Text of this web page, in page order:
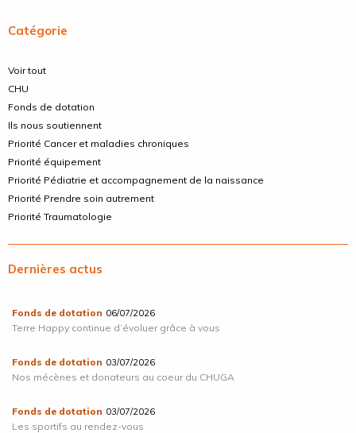
Catégorie
Voir tout
CHU
Fonds de dotation
Ils nous soutiennent
Priorité Cancer et maladies chroniques
Priorité équipement
Priorité Pédiatrie et accompagnement de la naissance
Priorité Prendre soin autrement
Priorité Traumatologie
Dernières actus
Fonds de dotation 06/07/2026
Terre Happy continue d’évoluer grâce à vous
Fonds de dotation 03/07/2026
Nos mécènes et donateurs au coeur du CHUGA
Fonds de dotation 03/07/2026
Les sportifs au rendez-vous